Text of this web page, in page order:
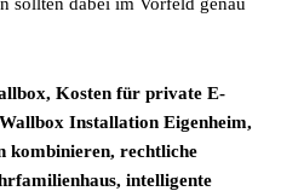
Kosten für private E-
Installation Eigenheim,
kombinieren, rechtliche
intelligente